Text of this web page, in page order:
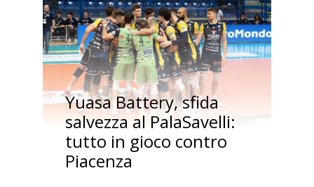
Yuasa Battery, sfida
salvezza al PalaSavelli:
tutto in gioco contro
Piacenza